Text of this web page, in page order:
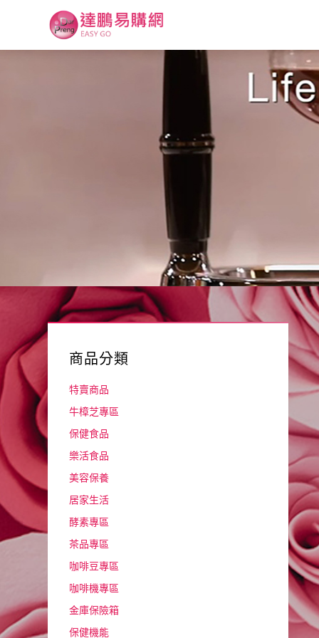
達
商品分類
特賣商品
牛樟芝專區
保健食品
樂活食品
美容保養
居家生活
酵素專區
茶品專區
咖啡豆專區
咖啡機專區
金庫保險箱
保健機能